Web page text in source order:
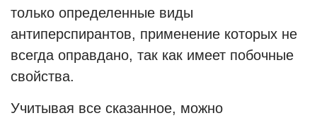
только определенные виды
антиперспирантов, применение которых не
всегда оправдано, так как имеет побочные
свойства.
Учитывая все сказанное, можно